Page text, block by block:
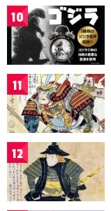
10
11
12